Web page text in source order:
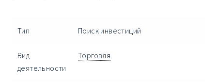
Тип Поиск инвестиций
Вид
деятельности
Торговля